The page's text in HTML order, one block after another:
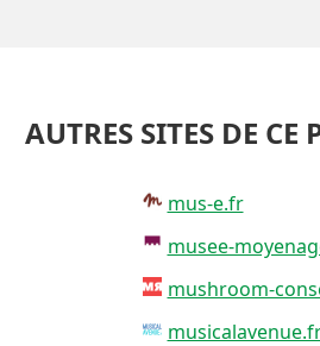
AUTRES SITES DE CE
mus-e.fr
musee-
mushroom-